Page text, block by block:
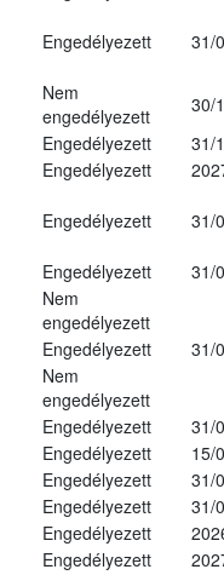
Engedélyezett 31/
Nem
engedélyezett
30/
Engedélyezett
31/
Engedélyezett
Engedélyezett 31/
Engedélyezett
31/
Nem
engedélyezett
Engedélyezett
31/
Nem
engedélyezett
Engedélyezett
31/
Engedélyezett
15/
Engedélyezett
31/
Engedélyezett
31/
Engedélyezett
Engedélyezett